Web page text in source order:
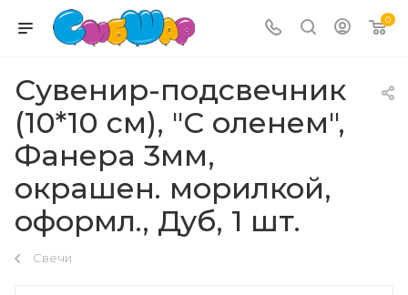
0
Сувенир-подсвечник
(10*10 см), "С оленем",
Фанера 3мм,
окрашен. морилкой,
оформл., Дуб, 1 шт.
Свечи